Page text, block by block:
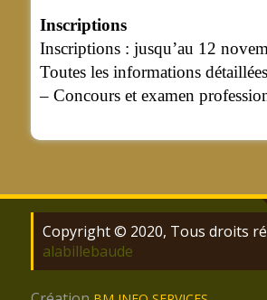
Inscriptions
Inscriptions : jusqu’au 12
Toutes les informations
– Concours et examen
Copyright © 2020, Tous droits
alabillebaude